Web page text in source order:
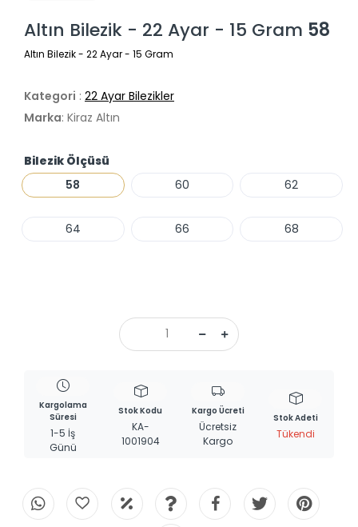
Altın Bilezik - 22 Ayar - 15 Gram 58
Altın Bilezik - 22 Ayar - 15 Gram
Kategori : 22 Ayar Bilezikler
Marka: Kiraz Altın
Bilezik Ölçüsü
58
60 62
64 66 68
Kargolama
Süresi
1-5 İş
Günü
Stok Kodu
KA-
1001904
Kargo Ücreti
Ücretsiz
Kargo
Stok Adeti
Tükendi